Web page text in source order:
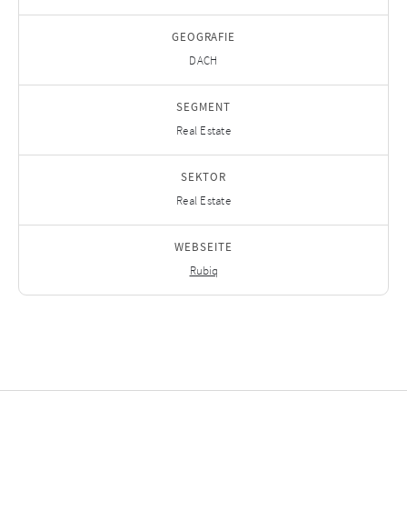
GEOGRAFIE
DACH
SEGMENT
Real Estate
SEKTOR
Real Estate
WEBSEITE
Rubiq